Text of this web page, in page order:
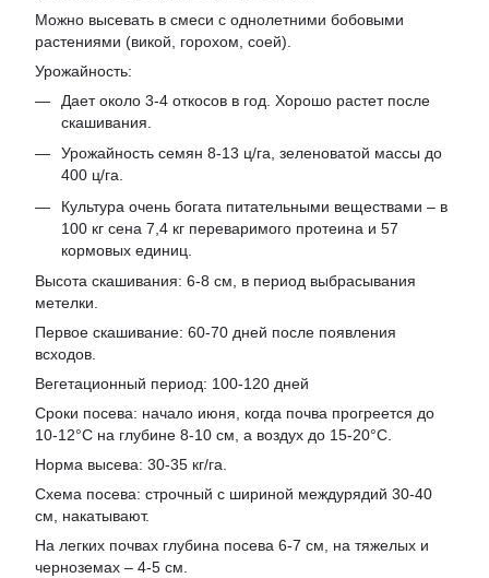
Можно высевать в смеси с однолетними бобовыми
растениями (викой, горохом, соей).
Урожайность:
Дает около 3-4 откосов в год. Хорошо растет после
скашивания.
Урожайность семян 8-13 ц/га, зеленоватой массы до
400 ц/га.
Культура очень богата питательными веществами – в
100 кг сена 7,4 кг переваримого протеина и 57
кормовых единиц.
Высота скашивания: 6-8 см, в период выбрасывания
метелки.
Первое скашивание: 60-70 дней после появления
всходов.
Вегетационный период: 100-120 дней
Сроки посева: начало июня, когда почва прогреется до
10-12°С на глубине 8-10 см, а воздух до 15-20°С.
Норма высева: 30-35 кг/га.
Схема посева: строчный с шириной междурядий 30-40
см, накатывают.
На легких почвах глубина посева 6-7 см, на тяжелых и
черноземах – 4-5 см.